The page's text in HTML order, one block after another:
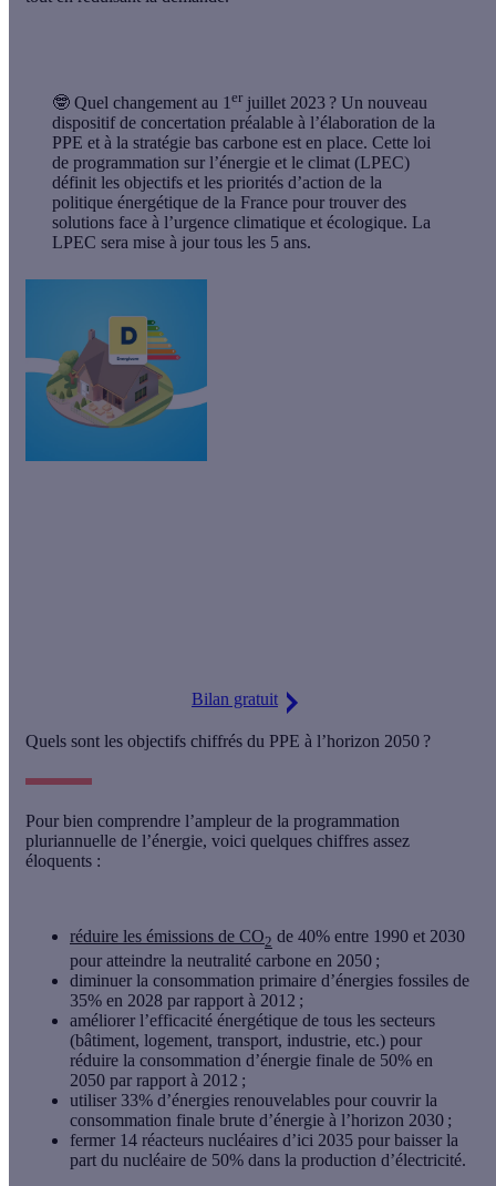
🤓 Quel changement au 1 er juillet 2023 ? Un nouveau
dispositif de concertation préalable à l’élaboration de la
PPE et à la stratégie bas carbone est en place. Cette loi
de programmation sur l’énergie et le climat (LPEC)
définit les objectifs et les priorités d’action de la
politique énergétique de la France pour trouver des
solutions face à l’urgence climatique et écologique. La
LPEC sera mise à jour tous les 5 ans.
Bilan gratuit
Quels sont les objectifs chiffrés du PPE à l’horizon 2050 ?
Pour bien comprendre l’ampleur de la programmation
pluriannuelle de l’énergie, voici quelques chiffres assez
éloquents :
réduire les émissions de CO2 de 40% entre 1990 et 2030
pour atteindre la neutralité carbone en 2050 ;
diminuer la consommation primaire d’énergies fossiles de
35% en 2028 par rapport à 2012 ;
améliorer l’efficacité énergétique de tous les secteurs
(bâtiment, logement, transport, industrie, etc.) pour
réduire la consommation d’énergie finale de 50% en
2050 par rapport à 2012 ;
utiliser 33% d’énergies renouvelables pour couvrir la
consommation finale brute d’énergie à l’horizon 2030 ;
fermer 14 réacteurs nucléaires d’ici 2035 pour baisser la
part du nucléaire de 50% dans la production d’électricité.